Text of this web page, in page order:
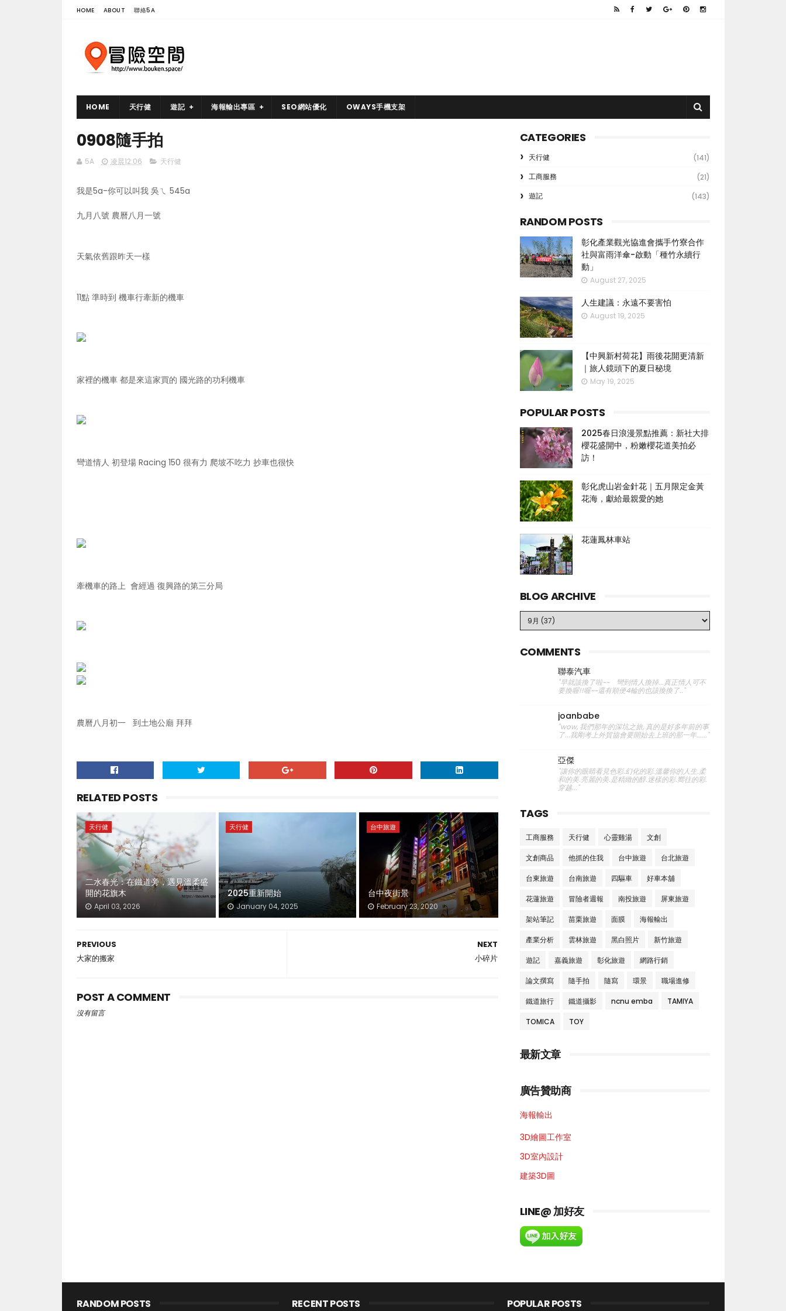
HOME ABOUT 聯絡5A
HOME 天行健 遊記 海報輸出專區 SEO網站優化 OWAYS手機支架
0908隨手拍
5A 凌晨12:06 天行健
我是5a-你可以叫我 吳ㄟ 545a
九月八號 農曆八月一號
天氣依舊跟昨天一樣
11點 準時到 機車行牽新的機車
家裡的機車 都是來這家買的 國光路的功利機車
彎道情人 初登場 Racing 150 很有力 爬坡不吃力 抄車也很快
牽機車的路上 會經過 復興路的第三分局
農曆八月初一 到土地公廟 拜拜
RELATED POSTS
天行健
二水春光：在鐵道旁，遇見溫柔盛
開的花旗木
April 03, 2026
天行健
2025重新開始
January 04, 2025
台中旅遊
台中夜街景
February 23, 2020
NEXT
小碎片
PREVIOUS
大家的搬家
POST A COMMENT
沒有留言
CATEGORIES
天行健
(141)
工商服務
(21)
遊記
(143)
RANDOM POSTS
彰化產業觀光協進會攜手竹寮合作
社與富雨洋傘-啟動「種竹永續行
動」
August 27, 2025
人生建議：永遠不要害怕
August 19, 2025
【中興新村荷花】雨後花開更清新
｜旅人鏡頭下的夏日秘境
May 19, 2025
POPULAR POSTS
2025春日浪漫景點推薦：新社大排
櫻花盛開中，粉嫩櫻花道美拍必
訪！
彰化虎山岩金針花｜五月限定金黃
花海，獻給最親愛的她
花蓮鳳林車站
BLOG ARCHIVE
COMMENTS
聯泰汽車
"早就該換了啦~~ 彎到情人換掉...真正情人可不
要換喔!!喔~~還有順便4輪的也該換換了.."
joanbabe
"wow, 我們那年的深坑之旅, 真的是好多年前的事
了...我剛考上外貿協會要開始去上班的那一年......"
亞傑
"讓你的眼睛看見色彩.幻化的彩.溫馨你的人生.柔
和的美.亮麗的美.是精緻的醇.迷樣的彩.嚮往的彩.
穿越..."
TAGS
工商服務 天行健 心靈雞湯 文創
文創商品 他抓的住我 台中旅遊 台北旅遊
台東旅遊 台南旅遊 四驅車 好車本舖
花蓮旅遊 冒險者週報 南投旅遊 屏東旅遊
架站筆記 苗栗旅遊 面膜 海報輸出
產業分析 雲林旅遊 黑白照片 新竹旅遊
遊記 嘉義旅遊 彰化旅遊 網路行銷
論文撰寫 隨手拍 隨寫 環景 職場進修
鐵道旅行 鐵道攝影 ncnu emba TAMIYA
TOMICA TOY
最新文章
廣告贊助商
海報輸出
3D繪圖工作室
3D室內設計
建築3D圖
LINE@ 加好友
RANDOM POSTS RECENT POSTS POPULAR POSTS